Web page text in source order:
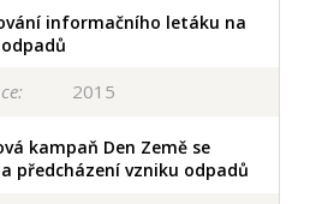
informačního letáku na
2015
kampaň Den Země se
předcházení vzniku odpadů